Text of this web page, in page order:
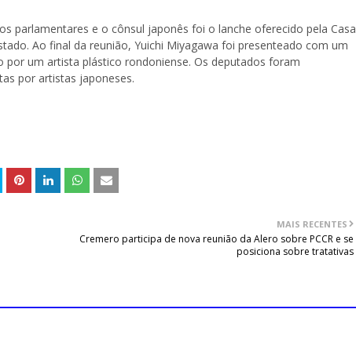
parlamentares e o cônsul japonês foi o lanche oferecido pela Casa
Ao final da reunião, Yuichi Miyagawa foi presenteado com um
um artista plástico rondoniense. Os deputados foram
por artistas japoneses.
MAIS RECENTES
Cremero participa de nova reunião da Alero sobre PCCR e se
posiciona sobre tratativas